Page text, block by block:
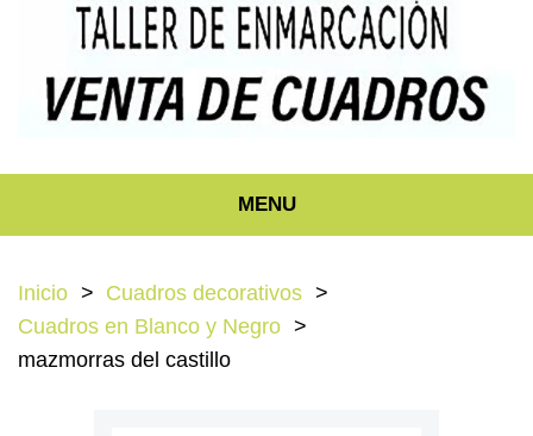
MENU
Inicio
Cuadros decorativos
Cuadros en Blanco y Negro
mazmorras del castillo